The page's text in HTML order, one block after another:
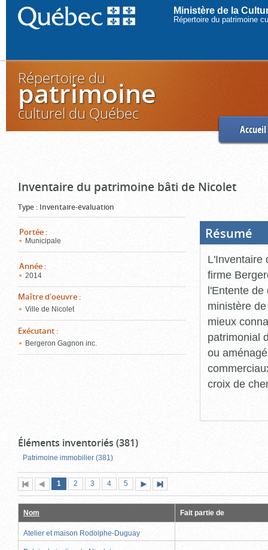
Ministère de la
Répertoire du patrimoine
Répertoire du
patrimoine
culturel du Québec
Accueil
Inventaire du patrimoine bâti de Nicolet
Type : Inventaire-évaluation
Portée :
Municipale
Année :
2014
Maître d'oeuvre :
Ville de Nicolet
Exécutant :
Bergeron Gagnon inc.
Résumé
L'Inventaire
firme
l'Entente de
ministère
mieux
patrimonial
ou
croix de
Éléments inventoriés (381)
Patrimoine immobilier (381)
Première
page
Page
précédente
Page
1 (page
actuelle)
Page
2 Page
3 Page
4 Page
5
suivante
page
Nom Fait partie de
Atelier et maison Rodolphe-Duguay